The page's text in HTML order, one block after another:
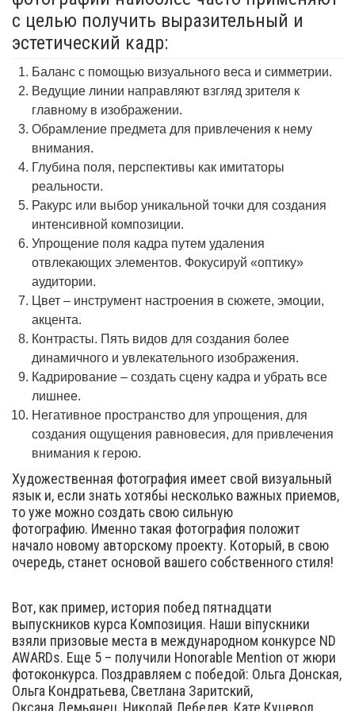
с целью получить выразительный и
эстетический кадр:
Баланс с помощью визуального веса и симметрии.
Ведущие линии направляют взгляд зрителя к
главному в изображении.
Обрамление предмета для привлечения к нему
внимания.
Глубина поля, перспективы как имитаторы
реальности.
Ракурс или выбор уникальной точки для создания
интенсивной композиции.
Упрощение поля кадра путем удаления
отвлекающих элементов. Фокусируй «оптику»
аудитории.
Цвет – инструмент настроения в сюжете, эмоции,
акцента.
Контрасты. Пять видов для создания более
динамичного и увлекательного изображения.
Кадрирование – создать сцену кадра и убрать все
лишнее.
Негативное пространство для упрощения, для
создания ощущения равновесия, для привлечения
внимания к герою.
Художественная фотография имеет свой визуальный
язык и, если знать хотябьі несколько важных приемов,
то уже можно создать свою сильную
фотографию. Именно такая фотография положит
начало новому авторскому проекту. Который, в свою
очередь, станет основой вашего собственного стиля!
Вот, как пример, история побед пятнадцати
выпускников курса Композиция. Наши віпускники
взяли призовые места в международном конкурсе ND
AWARDs. Еще 5 – получили Honorable Mention от жюри
фотоконкурса. Поздравляем с победой: Ольга Донская,
Ольга Кондратьева, Светлана Заритский,
Оксана.Демьянец, Николай Лебедев, Кате Куцевол,